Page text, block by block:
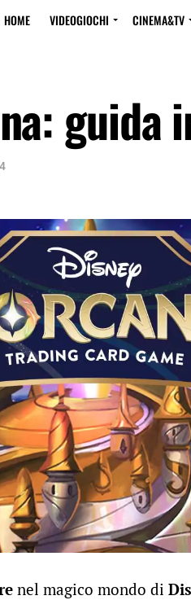
HOME VIDEOGIOCHI CINEMA&TV
nel magico mondo di